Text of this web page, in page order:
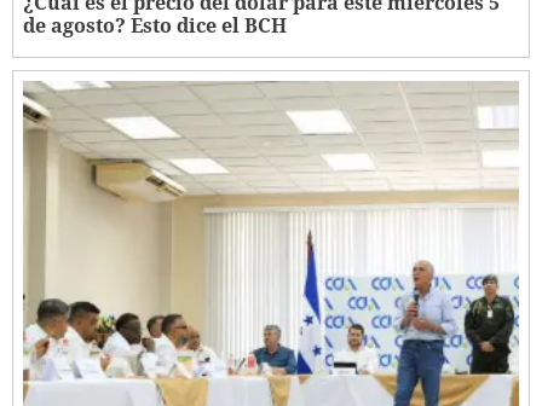
de agosto? Esto dice el BCH